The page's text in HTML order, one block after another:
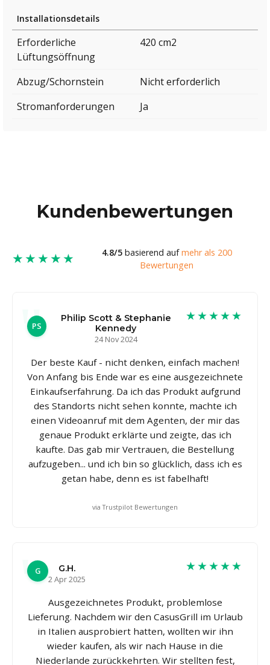
Installationsdetails
Erforderliche
Lüftungsöffnung
420 cm2
Abzug/Schornstein
Nicht erforderlich
Stromanforderungen
Ja
Kundenbewertungen
★★★★★ 4.8/5basierend aufmehr als 200
Bewertungen
PS
Philip Scott & Stephanie
Kennedy
24 Nov 2024
★★★★★
Der beste Kauf - nicht denken, einfach machen!
Von Anfang bis Ende war es eine ausgezeichnete
Einkaufserfahrung. Da ich das Produkt aufgrund
des Standorts nicht sehen konnte, machte ich
einen Videoanruf mit dem Agenten, der mir das
genaue Produkt erklärte und zeigte, das ich
kaufte. Das gab mir Vertrauen, die Bestellung
aufzugeben... und ich bin so glücklich, dass ich es
getan habe, denn es ist fabelhaft!
via Trustpilot Bewertungen
G
G.H.
2 Apr 2025
★★★★★
Ausgezeichnetes Produkt, problemlose
Lieferung. Nachdem wir den CasusGrill im Urlaub
in Italien ausprobiert hatten, wollten wir ihn
wieder kaufen, als wir nach Hause in die
Niederlande zurückkehrten. Wir stellten fest,